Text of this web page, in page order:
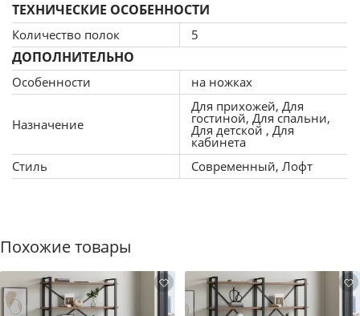
ТЕХНИЧЕСКИЕ ОСОБЕННОСТИ
Количество полок 5
ДОПОЛНИТЕЛЬНО
Особенности на ножках
Назначение
Для прихожей, Для
гостиной, Для спальни,
Для детской , Для
кабинета
Стиль
Современный, Лофт
Похожие товары